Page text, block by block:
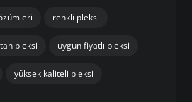
renkli pleksi
pleksi uygun fiyatlı pleksi
yüksek kaliteli pleksi